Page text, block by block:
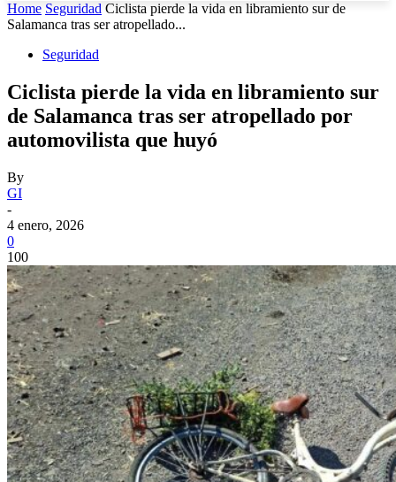
Home Seguridad Ciclista pierde la vida en libramiento sur de
Salamanca tras ser atropellado...
Seguridad
Ciclista pierde la vida en libramiento sur
de Salamanca tras ser atropellado por
automovilista que huyó
By
GI
-
4 enero, 2026
0
100